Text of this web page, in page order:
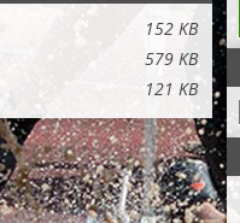
152 KB
579 KB
121 KB